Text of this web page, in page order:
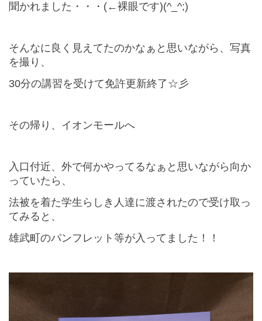
聞かれました・・・(←裸眼です)(^_^;)
そんなに良く見えてたのかなぁと思いながら、写真
を撮り、
30分の講習を受けて免許更新終了☆彡
その帰り、イオンモールへ
入口付近、外で何かやってるなぁと思いながら向か
っていたら、
法被を着た学生らしき人達に渡されたので受け取っ
てみると、
雄武町のパンフレット等が入ってました！！